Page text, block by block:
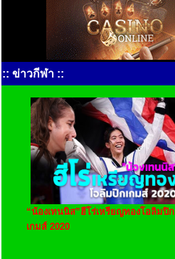
:: ข่าวกีฬา ::
“น้องเทนนิส”ฮีโร่เหรียญทองโอลิมปิก
เกมส์ 2020